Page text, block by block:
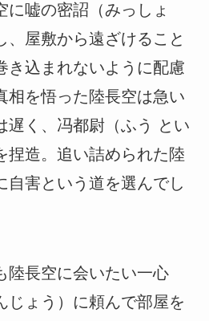
に嘘の密詔（みっしょ
、屋敷から遠ざけること
き込まれないように配慮
相を悟った陸長空は急い
遅く、冯都尉（ふう とい
捏造。追い詰められた陸
自害という道を選んでし
陸長空に会いたい一心
じょう）に頼んで部屋を